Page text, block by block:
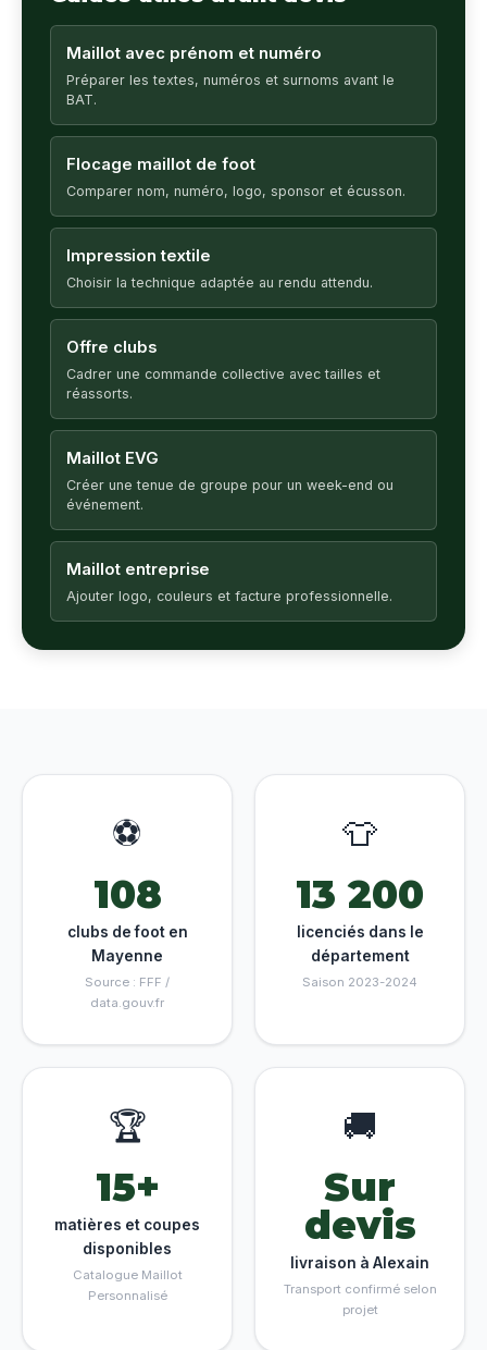
Maillot avec prénom et numéro
Préparer les textes, numéros et surnoms avant le
BAT.
Flocage maillot de foot
Comparer nom, numéro, logo, sponsor et écusson.
Impression textile
Choisir la technique adaptée au rendu attendu.
Offre clubs
Cadrer une commande collective avec tailles et
réassorts.
Maillot EVG
Créer une tenue de groupe pour un week-end ou
événement.
Maillot entreprise
Ajouter logo, couleurs et facture professionnelle.
⚽
108
clubs de foot en
Mayenne
Source : FFF /
data.gouv.fr
👕
13 200
licenciés dans le
département
Saison 2023-2024
🏆
15+
matières et coupes
disponibles
Catalogue Maillot
Personnalisé
🚚
Sur
devis
livraison à Alexain
Transport confirmé selon
projet